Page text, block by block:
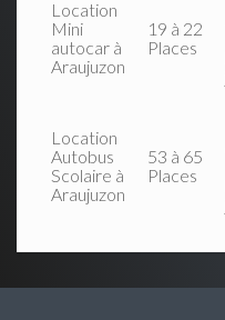
Location
Mini
autocar à
Araujuzon
19 à 22
Places
Location
Autobus
Scolaire à
Araujuzon
53 à 65
Places